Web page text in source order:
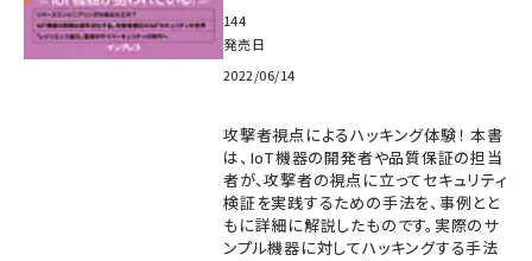
144
発売日
2022/06/14
攻撃者視点によるハッキング体験！ 本書
は、IoT機器の開発者や品質保証の担当
者が、攻撃者の視点に立ってセキュリティ
検証を実践するための手法を、事例とと
もに詳細に解説したものです。実際のサ
ンプル機器に対してハッキングする手法